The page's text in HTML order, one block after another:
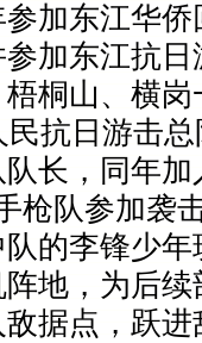
加东江华
加东江抗
桐山、横岗
抗日游击
长，同年
枪队参加袭
的李锋少
地，为后
据点，跃